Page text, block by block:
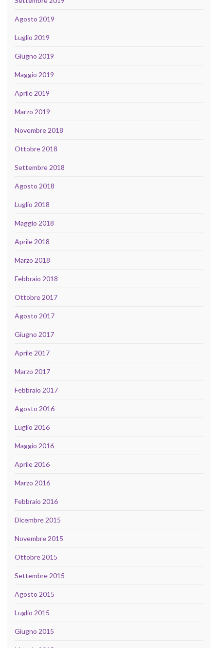
Agosto 2019
Luglio 2019
Giugno 2019
Maggio 2019
Aprile 2019
Marzo 2019
Novembre 2018
Ottobre 2018
Settembre 2018
Agosto 2018
Luglio 2018
Maggio 2018
Aprile 2018
Marzo 2018
Febbraio 2018
Ottobre 2017
Agosto 2017
Giugno 2017
Aprile 2017
Marzo 2017
Febbraio 2017
Agosto 2016
Luglio 2016
Maggio 2016
Aprile 2016
Marzo 2016
Febbraio 2016
Dicembre 2015
Novembre 2015
Ottobre 2015
Settembre 2015
Agosto 2015
Luglio 2015
Giugno 2015